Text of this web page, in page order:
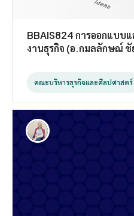
BBAIS824 การออกแบบ
งานธุรกิ
คณะบริหารธุรกิจและศิลปศาสตร์